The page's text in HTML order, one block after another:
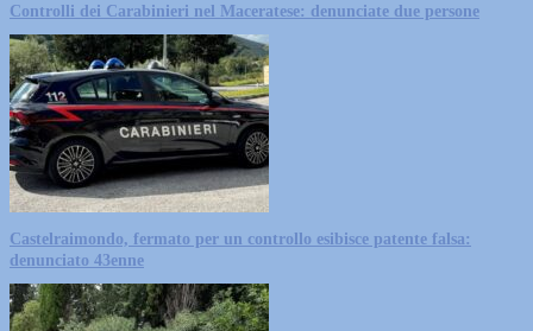
Controlli dei Carabinieri nel Maceratese: denunciate due persone
Castelraimondo, fermato per un controllo esibisce patente falsa:
denunciato 43enne